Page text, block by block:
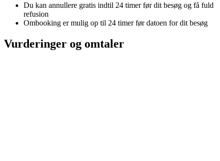
Du kan annullere gratis indtil 24 timer før dit besøg og få fuld
refusion
Ombooking er mulig op til 24 timer før datoen for dit besøg
Vurderinger og omtaler